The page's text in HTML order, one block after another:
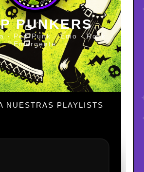
PUNKERS
· Pop Punk · Emo · Rock
Emergente
NUESTRAS PLAYLISTS